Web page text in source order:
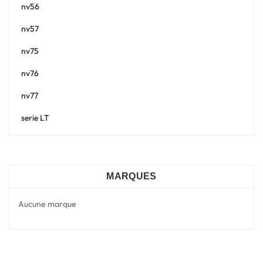
nv56
nv57
nv75
nv76
nv77
serie LT
MARQUES
Aucune marque